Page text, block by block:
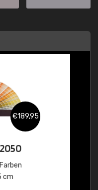
€189,95
cm